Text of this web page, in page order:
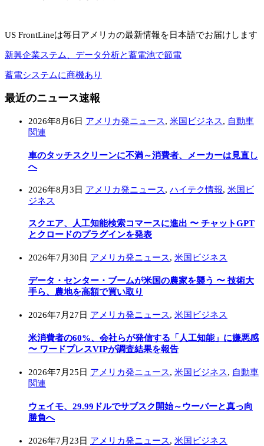
US FrontLineは毎日アメリカの最新情報を日本語でお届けします
新興企業ステム、データ分析と蓄電池で節電
蓄電システムに商機あり
最近のニュース速報
2026年8月6日 アメリカ発ニュース, 米国ビジネス, 自動車
関連
車のタッチスクリーンに不満～消費者、メーカーは見直し
へ
2026年8月3日 アメリカ発ニュース, ハイテク情報, 米国ビ
ジネス
スクエア、人工知能検索コマースに進出 〜 チャットGPT
とクロードのプラグインを発表
2026年7月30日 アメリカ発ニュース, 米国ビジネス
データ・センター・ブームが米国の農家を襲う 〜 技術大
手ら、農地を高額で買い取り
2026年7月27日 アメリカ発ニュース, 米国ビジネス
米消費者の60%、会社らが発信する「人工知能」に嫌悪感
〜 ワードプレスVIPが調査結果を報告
2026年7月25日 アメリカ発ニュース, 米国ビジネス, 自動車
関連
ウェイモ、29.99ドルでサブスク開始～ウーバーと真っ向
勝負へ
2026年7月23日 アメリカ発ニュース, 米国ビジネス